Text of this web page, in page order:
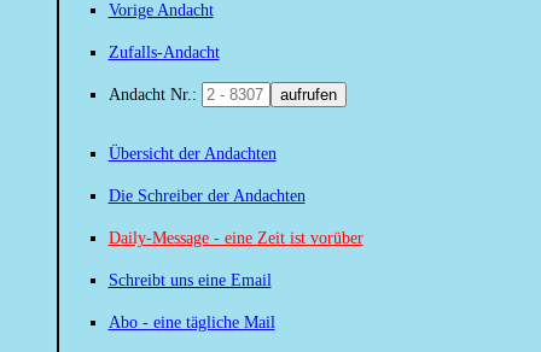
Vorige Andacht
Zufalls-Andacht
Andacht Nr.: aufrufen
Übersicht der Andachten
Die Schreiber der Andachten
Daily-Message - eine Zeit ist vorüber
Schreibt uns eine Email
Abo - eine tägliche Mail